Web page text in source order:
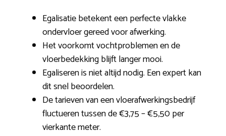
Egalisatie betekent een perfecte vlakke
ondervloer gereed voor afwerking.
Het voorkomt vochtproblemen en de
vloerbedekking blijft langer mooi.
Egaliseren is niet altijd nodig. Een expert kan
dit snel beoordelen.
De tarieven van een vloerafwerkingsbedrijf
fluctueren tussen de €3,75 – €5,50 per
vierkante meter.